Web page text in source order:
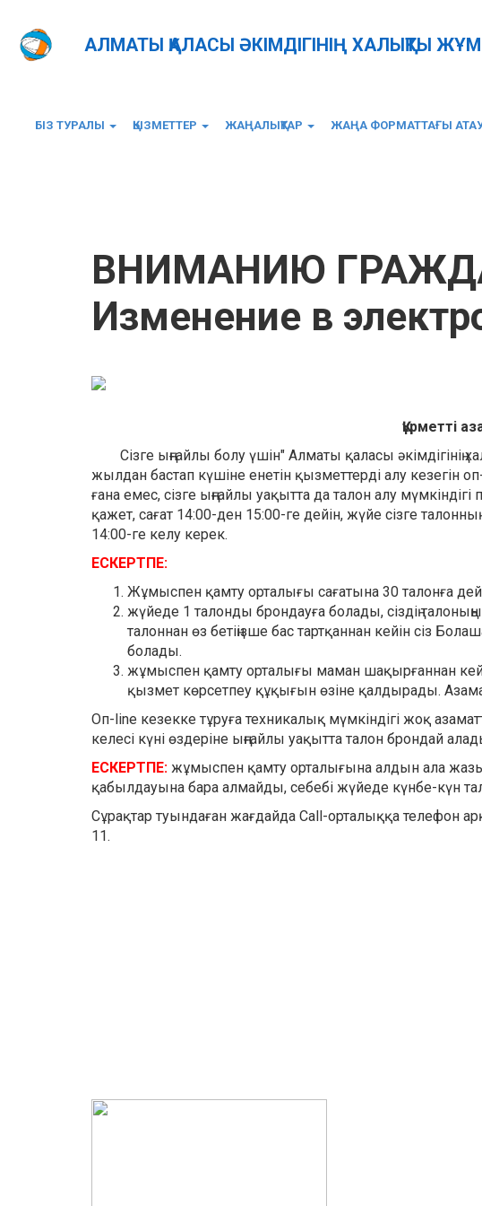
АЛМАТЫ ҚАЛАСЫ ӘКІМДІГІНІҢ ХАЛЫҚТЫ
БІЗ ТУРАЛЫ ҚЫЗМЕТТЕР ЖАҢАЛЫҚТАР ЖАҢА ФОРМАТТАҒЫ
ВНИМАНИЮ
Изменение в
Құрметті
Сізге ыңғайлы болу үшін" Алматы қаласы
жылдан бастап күшіне енетін қызметтерді алу кезегін
ғана емес, сізге ыңғайлы уақытта да талон алу
қажет, сағат 14:00-ден 15:00-ге дейін, жүйе сізге
14:00-ге келу керек.
ЕСКЕРТПЕ:
Жұмыспен қамту орталығы сағатына 30 талонға
жүйеде 1 талонды брондауға болады, сіздің
талоннан өз бетіңізше бас тартқаннан кейін сіз
болады.
жұмыспен қамту орталығы маман шақырғаннан
қызмет көрсетпеу құқығын өзіне қалдырады.
Оп-line кезекке тұруға техникалық мүмкіндігі жоқ
келесі күні өздеріне ыңғайлы уақытта талон брондай
ЕСКЕРТПЕ: жұмыспен қамту орталығына алдын ала
қабылдауына бара алмайды, себебі жүйеде күнбе-күн
Сұрақтар туындаған жағдайда Call-орталыққа телефон
11.